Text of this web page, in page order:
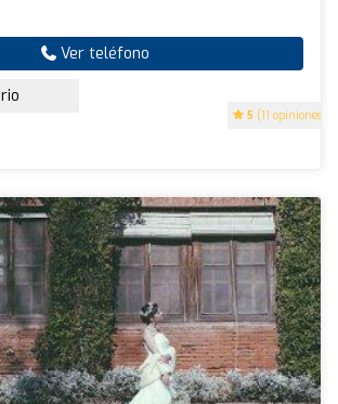
5 (11 opiniones)
Ver teléfono